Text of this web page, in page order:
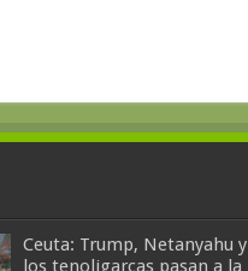
Ceuta: Trump, Netanyahu y
los tenoligarcas pasan a la